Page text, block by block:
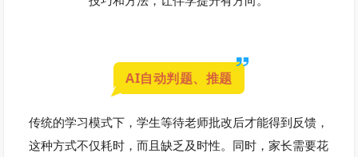
AI自动判题、推题
传统的学习模式下，学生等待老师批改后才能得到反馈，
这种方式不仅耗时，而且缺乏及时性。同时，家长需要花